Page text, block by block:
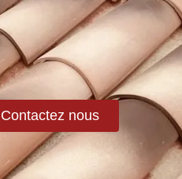
Contactez nous